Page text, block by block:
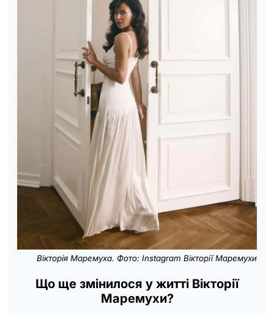
Вікторія Маремуха. Фото: Instagram Вікторії Маремухи
Що ще змінилося у житті Вікторії
Маремухи?